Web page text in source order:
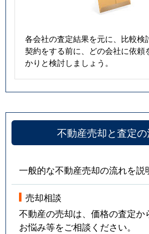
各会社の査定結果を元に、比較検
契約をする前に、どの会社に依頼
かりと検討しましょう。
不動産売却と査定
一般的な不動産売却の流れを説
売却相談
不動産の売却は、価格の査定か
お悩み等をご相談ください。